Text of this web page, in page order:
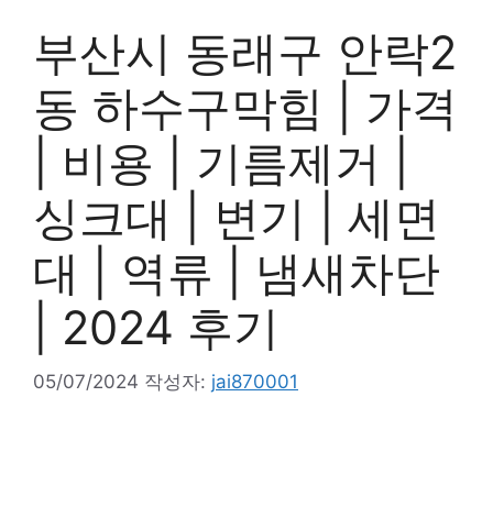
부산시 동래구 안락2
동 하수구막힘 | 가격
| 비용 | 기름제거 |
싱크대 | 변기 | 세면
대 | 역류 | 냄새차단
| 2024 후기
05/07/2024 작성자: jai870001